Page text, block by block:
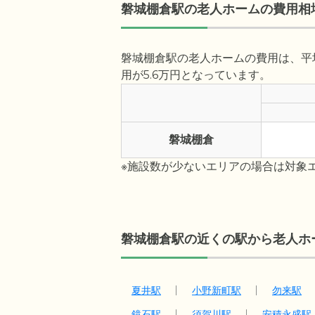
磐城棚倉駅の老人ホームの費用相
磐城棚倉駅の老人ホームの費用は、
用が5.6万円となっています。
磐城棚倉
※施設数が少ないエリアの場合は対象
磐城棚倉駅の近くの駅から老人
夏井駅 小野新町駅
勿来駅